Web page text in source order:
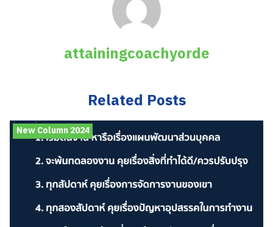
attainingcoachyorde
Related Posts
New Column 2024